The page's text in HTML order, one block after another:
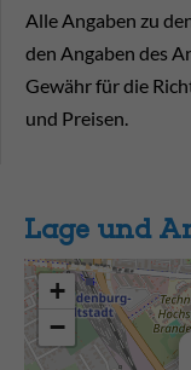
Alle Angaben zu
den Angaben des
Gewähr für die
und Preisen.
Lage und
+
−